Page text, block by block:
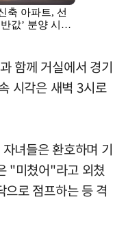
함께 거실에서 경기
시각은 새벽 3시로
녀들은 환호하며 기
"미쳤어"라고 외쳤
으로 점프하는 등 격